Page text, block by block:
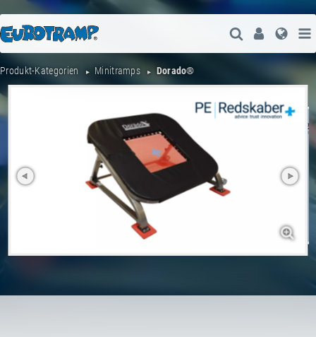
Suche
User
Produkt-Kategorien Minitramps Dorado®